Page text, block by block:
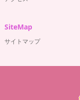
SiteMap
サイトマップ